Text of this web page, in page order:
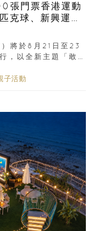
張門票香港運動
克球、新興運
覽
將於8月21日至23
，以全新主題「敢
子活動